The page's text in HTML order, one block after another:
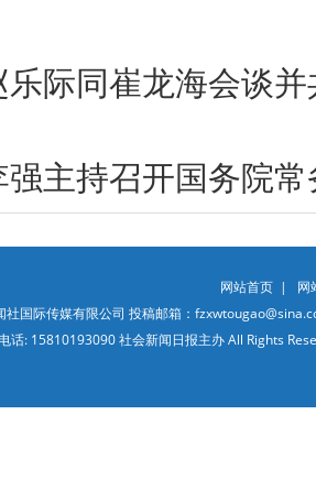
际同崔龙海会谈
主持召开国务院
网站首页 | 网
社国际传媒有限公司 投稿邮箱：
话: 15810193090 社会新闻日报主办 All Rights